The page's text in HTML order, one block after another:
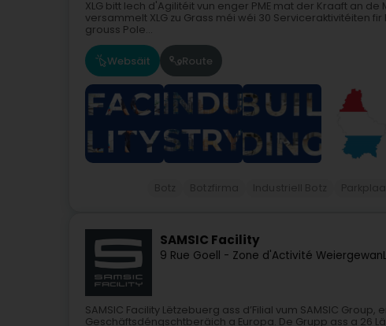
XLG bitt Iech d'Agilitéit vun enger PME mat der Kraaft an
versammelt XLG zu Grass méi wéi 30 Serviceraktivitéiten
grouss Pole...
Websäit Route
SAMSIC Facility
9 Rue Goell - Zone d'Activité Weiergewan
SAMSIC Facility Lëtzebuerg ass d’Filial vum SAMSIC
Geschäftsdéngschtberäich a Europa. De Grupp ass a 26